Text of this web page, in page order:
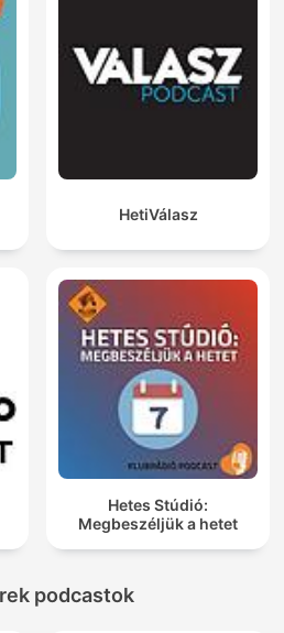
HetiVálasz
Hetes Stúdió:
Megbeszéljük a hetet
podcastok